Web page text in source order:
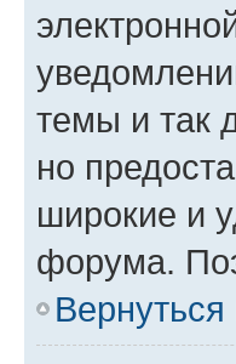
темы и так
но
широкие и
форума.
Вернуться